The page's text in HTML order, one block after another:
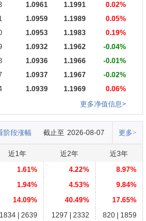
1.0961 1.1991
0.02%
1.0959 1.1989
0.05%
1.0953 1.1983
0.19%
1.0932 1.1962
-0.04%
1.0936 1.1966
-0.01%
1.0937 1.1967
-0.02%
1.0939 1.1969
0.06%
更多净值信息>
更多>
截止至 2026-08-07
阶段涨幅
近1年 近2年
近3年
1.61% 4.22%
8.97%
1.94% 4.53%
9.84%
14.09% 40.49%
17.65%
1834 | 2639 1297 | 2332 820 | 1859